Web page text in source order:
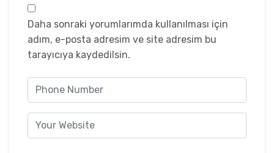
Daha sonraki yorumlarımda kullanılması için
adım, e-posta adresim ve site adresim bu
tarayıcıya kaydedilsin.